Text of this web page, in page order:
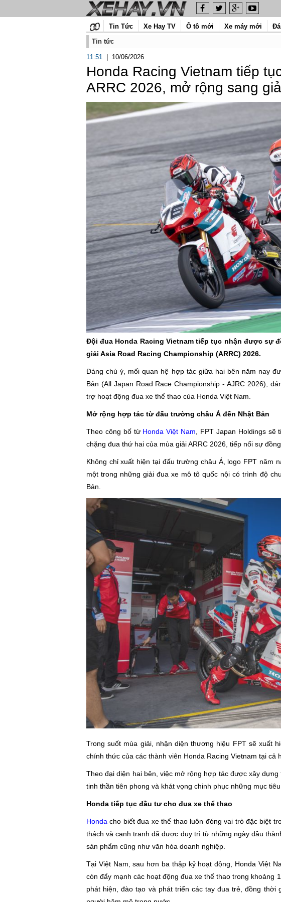
Tin Tức Xe Hay TV Ô tô mới Xe máy mới
Tin tức
11:51 10/06/2026
Honda Racing Vietnam tiếp
ARRC 2026, mở rộng sang
Đội đua Honda Racing Vietnam tiếp tục nhận được sự
giải Asia Road Racing Championship (ARRC) 2026.
Đáng chú ý, mối quan hệ hợp tác giữa hai bên năm nay
Bản (All Japan Road Race Championship - AJRC 2026),
trợ hoạt động đua xe thể thao của Honda Việt Nam.
Mở rộng hợp tác từ đấu trường châu Á đến Nhật Bản
Theo công bố từ Honda Việt Nam , FPT Japan Holdings
chặng đua thứ hai của mùa giải ARRC 2026, tiếp nối sự
Không chỉ xuất hiện tại đấu trường châu Á, logo FPT năm
một trong những giải đua xe mô tô quốc nội có trình độ
Bản.
Trong suốt mùa giải, nhận diện thương hiệu FPT sẽ xuất
chính thức của các thành viên Honda Racing Vietnam tại cả
Theo đại diện hai bên, việc mở rộng hợp tác được xây
tinh thần tiên phong và khát vọng chinh phục những mục
Honda tiếp tục đầu tư cho đua xe thể thao
Honda cho biết đua xe thể thao luôn đóng vai trò đặc biệt
thách và cạnh tranh đã được duy trì từ những ngày đầu
sản phẩm cũng như văn hóa doanh nghiệp.
Tại Việt Nam, sau hơn ba thập kỷ hoạt động, Honda Việt
còn đẩy mạnh các hoạt động đua xe thể thao trong khoảng
phát hiện, đào tạo và phát triển các tay đua trẻ, đồng